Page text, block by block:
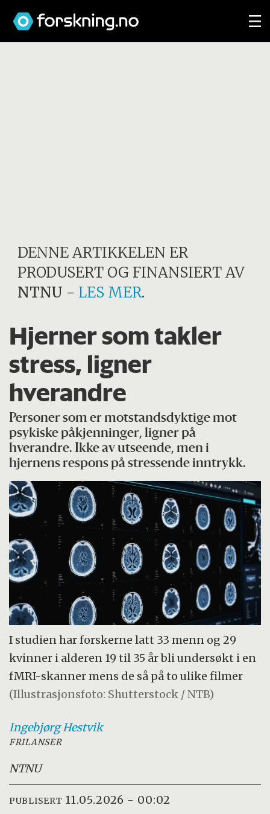
DENNE ARTIKKELEN ER
PRODUSERT OG FINANSIERT AV
NTNU - LES MER.
Hjerner som takler
stress, ligner
hverandre
Personer som er motstandsdyktige mot
psykiske påkjenninger, ligner på
hverandre. Ikke av utseende, men i
hjernens respons på stressende inntrykk.
I studien har forskerne latt 33 menn og 29
kvinner i alderen 19 til 35 år bli undersøkt i en
fMRI-skanner mens de så på to ulike filmer
(Illustrasjonsfoto: Shutterstock / NTB)
IngebjørgHestvik
FRILANSER
NTNU
PUBLISERT 11.05.2026 - 00:02